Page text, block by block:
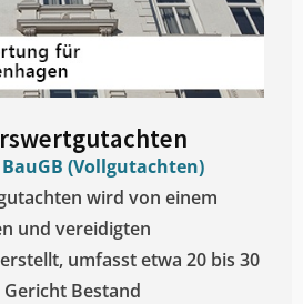
BauGB (Vollgutachten)
wird von einem
und vereidigten
umfasst etwa 20 bis 30
Bestand